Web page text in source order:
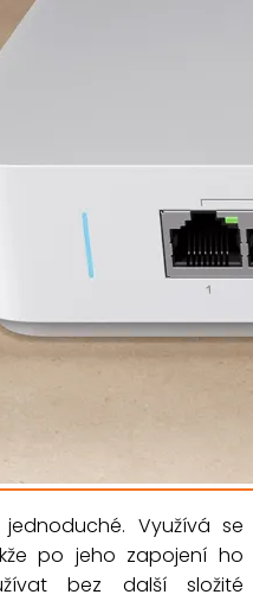
Využívá se
po jeho zapojení ho
bez další složité